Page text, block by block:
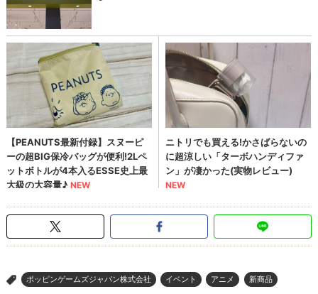
> ポッピンゲームズジャパン株式会社 イベント アニメ 新商品